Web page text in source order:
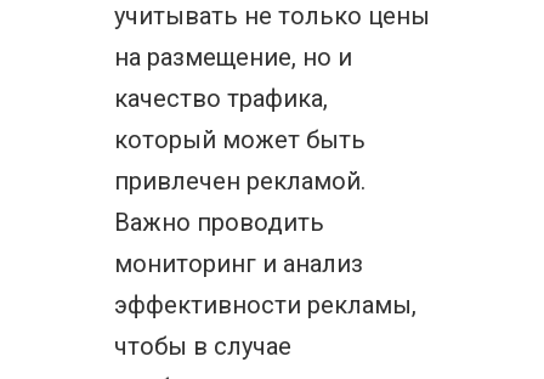
учитывать не только цены
на размещение, но и
качество трафика,
который может быть
привлечен рекламой.
Важно проводить
мониторинг и анализ
эффективности рекламы,
чтобы в случае